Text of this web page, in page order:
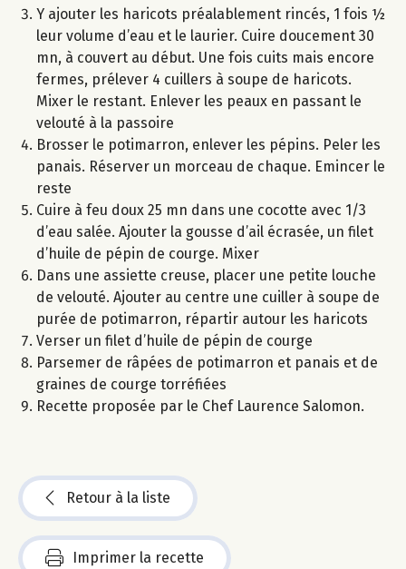
Y ajouter les haricots préalablement rincés, 1 fois ½
leur volume d’eau et le laurier. Cuire doucement 30
mn, à couvert au début. Une fois cuits mais encore
fermes, prélever 4 cuillers à soupe de haricots.
Mixer le restant. Enlever les peaux en passant le
velouté à la passoire
Brosser le potimarron, enlever les pépins. Peler les
panais. Réserver un morceau de chaque. Emincer le
reste
Cuire à feu doux 25 mn dans une cocotte avec 1/3
d’eau salée. Ajouter la gousse d’ail écrasée, un filet
d’huile de pépin de courge. Mixer
Dans une assiette creuse, placer une petite louche
de velouté. Ajouter au centre une cuiller à soupe de
purée de potimarron, répartir autour les haricots
Verser un filet d’huile de pépin de courge
Parsemer de râpées de potimarron et panais et de
graines de courge torréfiées
Recette proposée par le Chef Laurence Salomon.
Retour à la liste
Imprimer la recette